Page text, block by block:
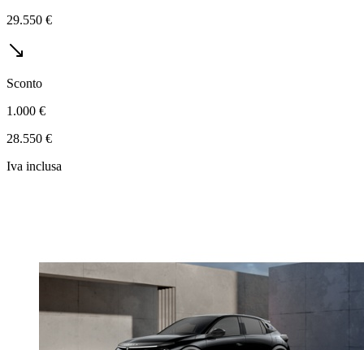
29.550 €
Sconto
1.000 €
28.550 €
Iva inclusa